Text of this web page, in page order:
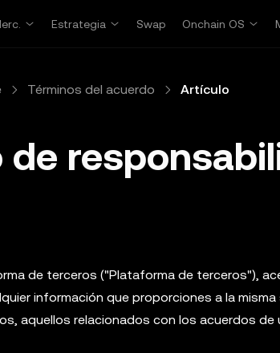
Estrategia Swap Onchain OS
Términos del acuerdo Artículo
de
de terceros ("Plataforma de terceros"),
información que proporciones a la
aquellos relacionados con los acuerdos de